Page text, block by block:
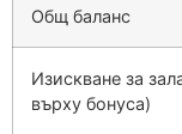
Общ баланс
Изискване за
върху бонуса)